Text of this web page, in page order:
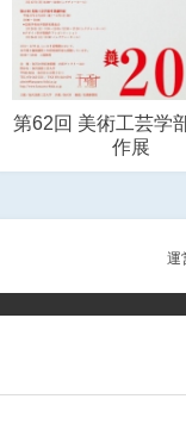
第62回 美術工芸学
作展
運